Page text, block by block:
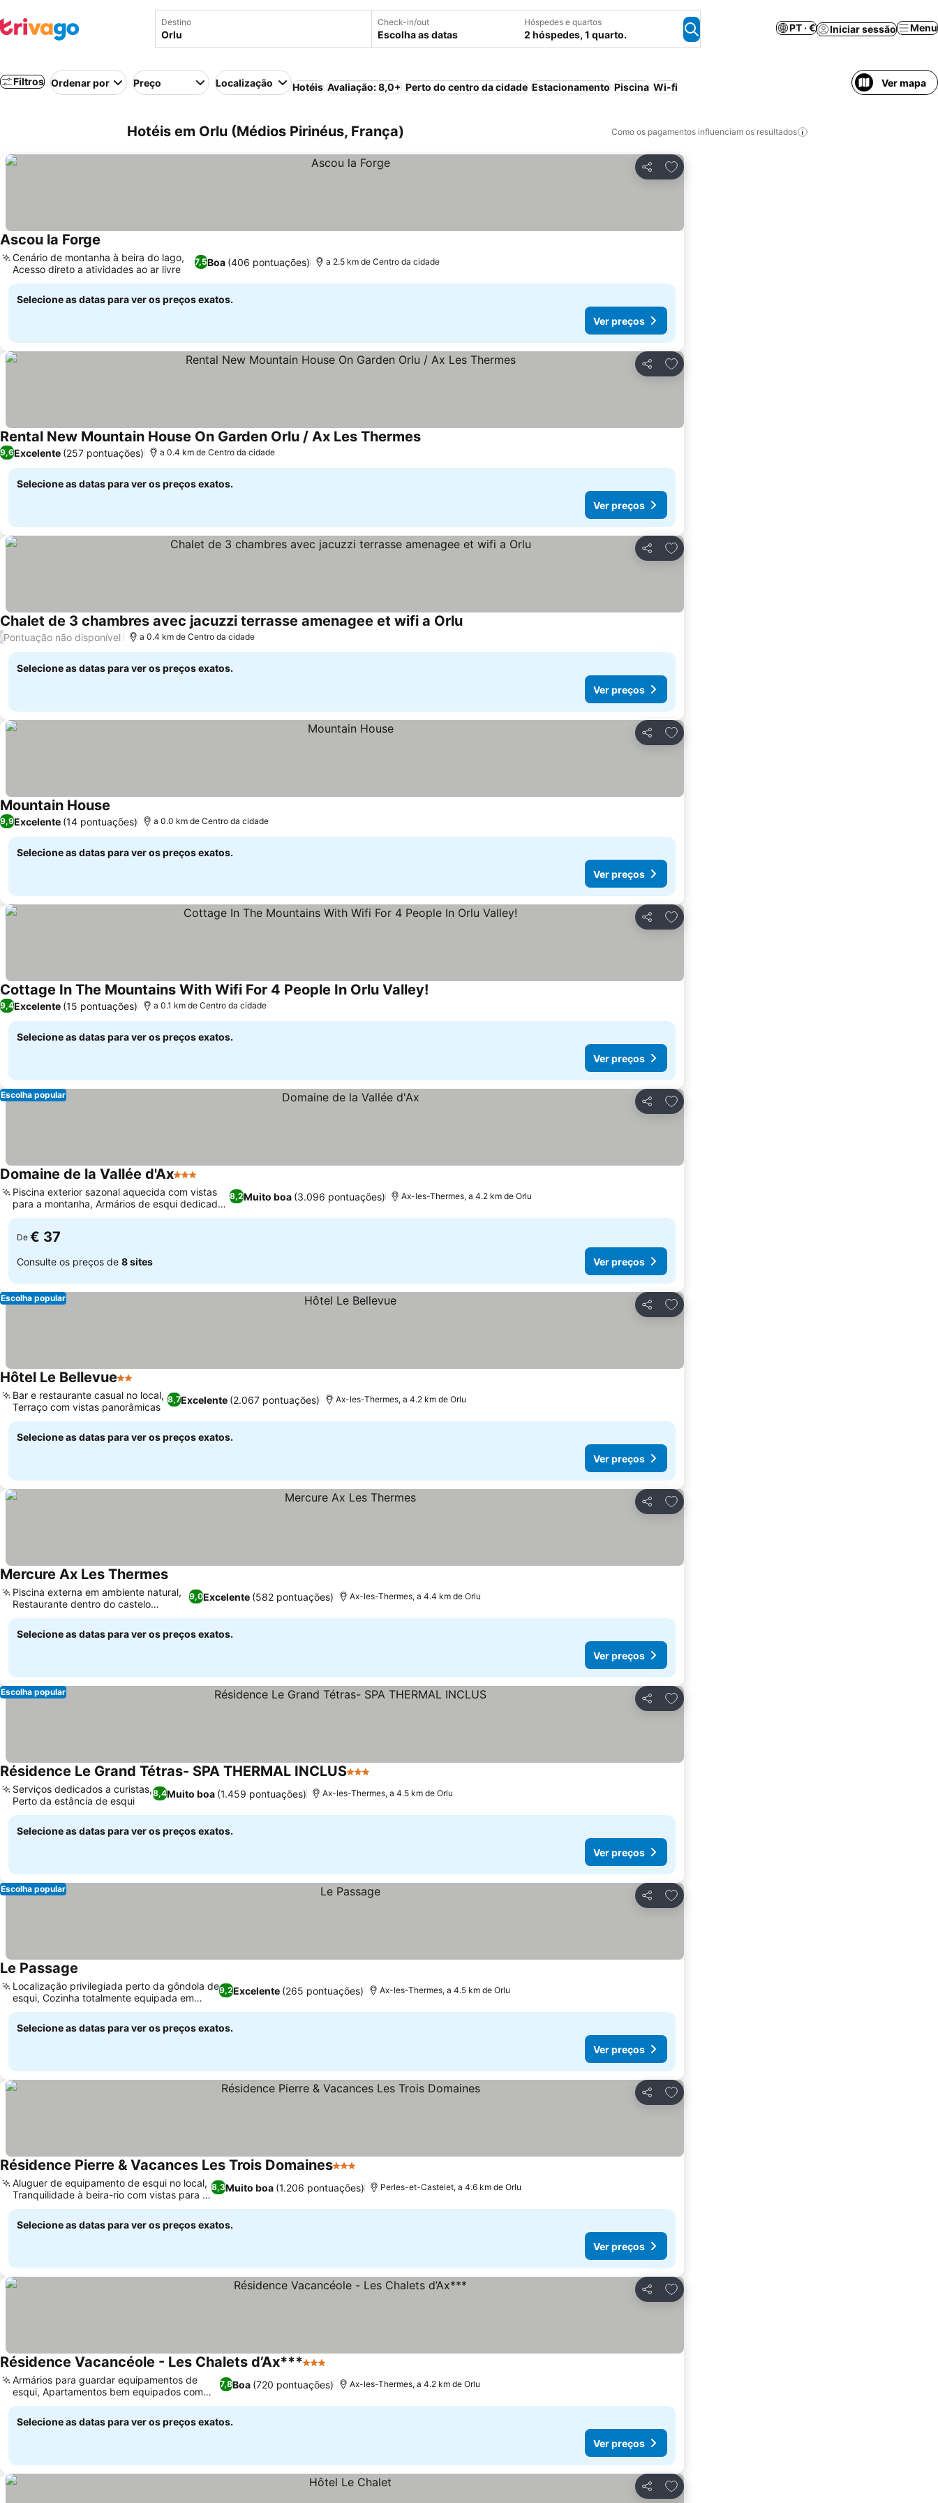
Destino Check-in/out
Escolha as datas
Hóspedes e quartos
2 hóspedes, 1 quarto.
PT · € Iniciar sessão Menu
Filtros Ordenar por Preço Localização Hotéis Avaliação: 8,0+ Perto do centro da cidade Estacionamento Piscina Wi-fi Ver mapa
Hotéis em Orlu (Médios Pirinéus, França) Como os pagamentos influenciam os resultados
Partilhar
Adicionar aos favoritos
Ascou la Forge
7,5Boa (406 pontuações)
Cenário de montanha à beira do lago,
Acesso direto a atividades ao ar livre
a 2.5 km de Centro da cidade
Selecione as datas para ver os preços exatos.
Ver preços
Partilhar
Adicionar aos favoritos
Rental New Mountain House On Garden Orlu / Ax Les Thermes
9,6Excelente (257 pontuações) a 0.4 km de Centro da cidade
Selecione as datas para ver os preços exatos.
Ver preços
Partilhar
Adicionar aos favoritos
Chalet de 3 chambres avec jacuzzi terrasse amenagee et wifi a Orlu
/Pontuação não disponível a 0.4 km de Centro da cidade
Selecione as datas para ver os preços exatos.
Ver preços
Partilhar
Adicionar aos favoritos
Mountain House
9,9Excelente (14 pontuações) a 0.0 km de Centro da cidade
Selecione as datas para ver os preços exatos.
Ver preços
Partilhar
Adicionar aos favoritos
Cottage In The Mountains With Wifi For 4 People In Orlu Valley!
9,4Excelente (15 pontuações) a 0.1 km de Centro da cidade
Selecione as datas para ver os preços exatos.
Ver preços
Partilhar
Adicionar aos favoritos
Escolha popular
Domaine de la Vallée d'Ax3 Estrelas
8,2Muito boa (3.096 pontuações)
Piscina exterior sazonal aquecida com vistas
para a montanha, Armários de esqui dedicados
para equipamentos
Ax-les-Thermes, a 4.2 km de Orlu
De € 37
Consulte os preços de 8 sites Ver preços
Partilhar
Adicionar aos favoritos
Escolha popular
Hôtel Le Bellevue2 Estrelas
8,7Excelente (2.067 pontuações)
Bar e restaurante casual no local,
Terraço com vistas panorâmicas
Ax-les-Thermes, a 4.2 km de Orlu
Selecione as datas para ver os preços exatos.
Ver preços
Partilhar
Adicionar aos favoritos
Mercure Ax Les Thermes
9,0Excelente (582 pontuações)
Piscina externa em ambiente natural,
Restaurante dentro do castelo
renovado
Ax-les-Thermes, a 4.4 km de Orlu
Selecione as datas para ver os preços exatos.
Ver preços
Partilhar
Adicionar aos favoritos
Escolha popular
Résidence Le Grand Tétras- SPA THERMAL INCLUS3 Estrelas
8,4Muito boa (1.459 pontuações)
Serviços dedicados a curistas,
Perto da estância de esqui
Ax-les-Thermes, a 4.5 km de Orlu
Selecione as datas para ver os preços exatos.
Ver preços
Partilhar
Adicionar aos favoritos
Escolha popular
Le Passage
9,2Excelente (265 pontuações)
Localização privilegiada perto da gôndola de
esqui, Cozinha totalmente equipada em
cada unidade
Ax-les-Thermes, a 4.5 km de Orlu
Selecione as datas para ver os preços exatos.
Ver preços
Partilhar
Adicionar aos favoritos
Résidence Pierre & Vacances Les Trois Domaines3 Estrelas
8,3Muito boa (1.206 pontuações)
Aluguer de equipamento de esqui no local,
Tranquilidade à beira-rio com vistas para a
montanha
Perles-et-Castelet, a 4.6 km de Orlu
Selecione as datas para ver os preços exatos.
Ver preços
Partilhar
Adicionar aos favoritos
Résidence Vacancéole - Les Chalets d’Ax***3 Estrelas
7,8Boa (720 pontuações)
Armários para guardar equipamentos de
esqui, Apartamentos bem equipados com
cozinha
Ax-les-Thermes, a 4.2 km de Orlu
Selecione as datas para ver os preços exatos.
Ver preços
Partilhar
Adicionar aos favoritos